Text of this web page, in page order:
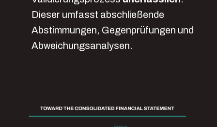
Dieser umfasst abschließende
Abstimmungen, Gegenprüfungen und
Abweichungsanalysen.